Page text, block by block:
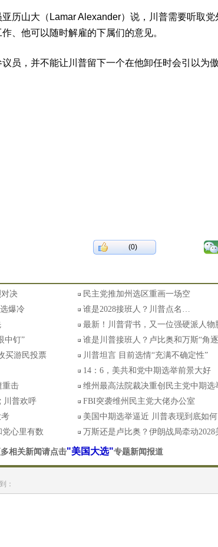
历山大（Lamar Alexander）说，川普需要听取党
、他可以随时解雇的下属们的意见。
员，并不能让川普留下一个在他卸任时会引以为傲
(0)
决
民主党推加州选区重画一场空
爆冷
谁是2028接班人？川普点名…
最新！川普背书，又一位强硬派人物
中钉”
谁是川普接班人？卢比奥和万斯“角
买游民投票
川普坦言 目前选情“充满不确定性”
14：6，美共和党中期选举前景大好
重击
维州最高法院裁决重创民主党中期选
川普欢呼
FBI突袭维州民主党大佬办公室
美国中期选举逼近 川普表现到底如
党心里有数
万斯还是卢比奥？伊朗战局牵动2028
相关新闻请点击"美国大选"专题新闻报道
：